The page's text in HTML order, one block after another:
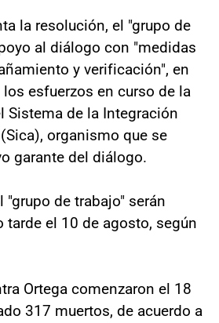
la resolución, el "grupo de
al diálogo con "medidas
y verificación", en
esfuerzos en curso de la
Sistema de la Integración
organismo que se
garante del diálogo.
de trabajo" serán
el 10 de agosto, según
Ortega comenzaron el 18
317 muertos, de acuerdo a